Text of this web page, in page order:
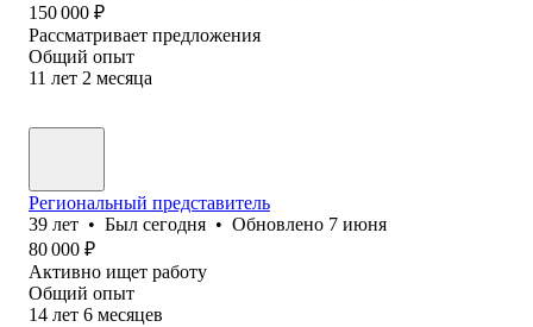
150 000 ₽
Рассматривает предложения
Общий опыт
11 лет 2 месяца
Региональный представитель
39 лет • Был сегодня • Обновлено 7 июня
80 000 ₽
Активно ищет работу
Общий опыт
14 лет 6 месяцев